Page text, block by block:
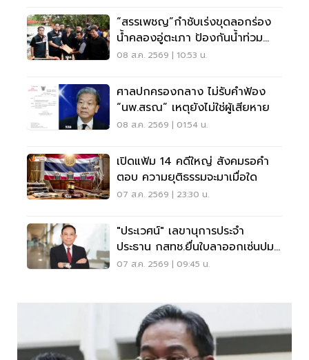
“สรรเพชญ”กำชับเร่งขุดลอกร่อง
น้ำคลองอู่ตะเภา ป้องกันน้ำท่วม
สงขลา
08 ส.ค. 2569 | 10:53 น.
ศาลปกครองกลาง ไม่รับคำฟ้อง
“นพ.สรณ” เหตุยังไม่ใช่ผู้เสียหาย
08 ส.ค. 2569 | 01:54 น.
เปิดแฟ้ม 14 คดีใหญ่ สังคมรอคำ
ตอบ ความยุติธรรมจะมาเมื่อใด
07 ส.ค. 2569 | 23:30 น.
"ประเวศน์" เลขานุการประจำ
ประธาน กสทช.ยื่นใบลาออกเซ่นปม
คุณสมบัตินพ.สรณ
07 ส.ค. 2569 | 09:45 น.